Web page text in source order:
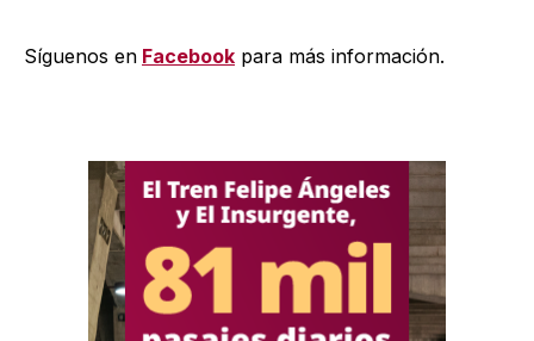
Síguenos en Facebook para más información.